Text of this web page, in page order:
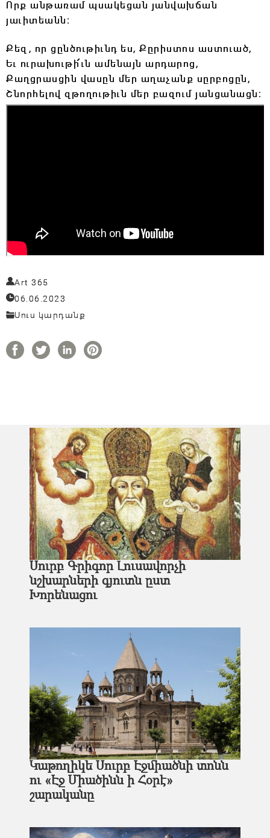
Որք անթառամ պսակեցան յանվախճան
յաւիտեանն։
Քեզ, որ ցընծութիւնդ ես, Քըրիստոս աստուած,
Եւ ուրախութի՜ւն ամենայն արդարոց,
Քաղցրասցին վասըն մեր աղաչանք սըրբոցըն,
Շնորհելով զթողութիւն մեր բազում յանցանացն։
Art 365
06.06.2023
Սուս կարդանք
Սուրբ Գրիգոր Լուսավորչի
նշխարների գյուտն ըստ
Խորենացու
Կաթողիկե Սուրբ Էջմիածնի տոնն
ու «Էջ Միածինն ի Հօրէ»
շարականը